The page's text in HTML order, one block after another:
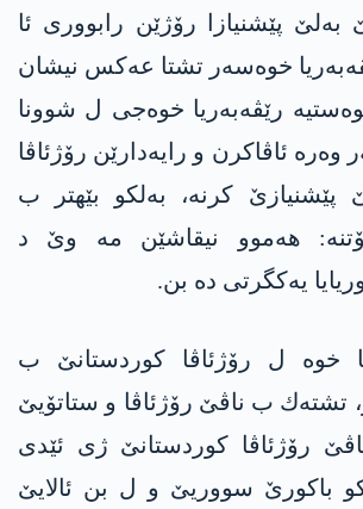
پێشنیازا رۆژێن رابووری ئا
خوه‌سه‌ر تشتا عه‌كس نیشان
رێڤه‌به‌ریا خوه‌جی ل شوونا
وه‌ره‌ ئاڤاكرن و رایه‌دارێن رۆژئاڤا
كرنه‌، به‌لكو بێهتر ب
هه‌موو نیقاشێن مه‌ وێ د
یه‌كگرتی ده‌ بن.
خوه‌ ل رۆژئاڤا كوردستانێ ب
تشته‌ك ب ناڤێ رۆژئاڤا و ستاتۆیێ
رۆژئاڤا كوردستانێ ژی ئێدی
باكورێ سووریێ و ل بن ئالایێ